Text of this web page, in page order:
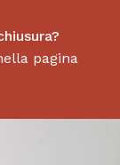
pagina